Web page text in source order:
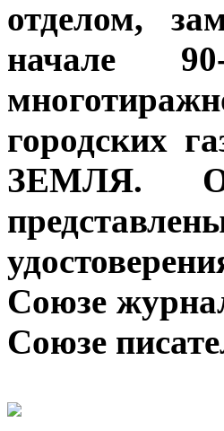
отделом,
начале
ЗЕМЛЯ.
Союзе
Союзе